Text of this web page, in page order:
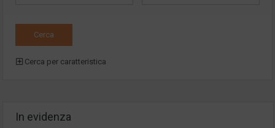
Cerca per caratteristica
In evidenza